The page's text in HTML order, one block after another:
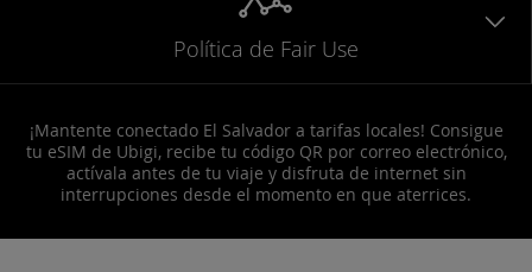
Política de Fair Use
¡Mantente conectado El Salvador a tarifas locales! Consigue
tu eSIM de Ubigi, recibe tu código QR por correo electrónico,
actívala antes de tu viaje y disfruta de internet sin
interrupciones desde el momento en que aterrices.